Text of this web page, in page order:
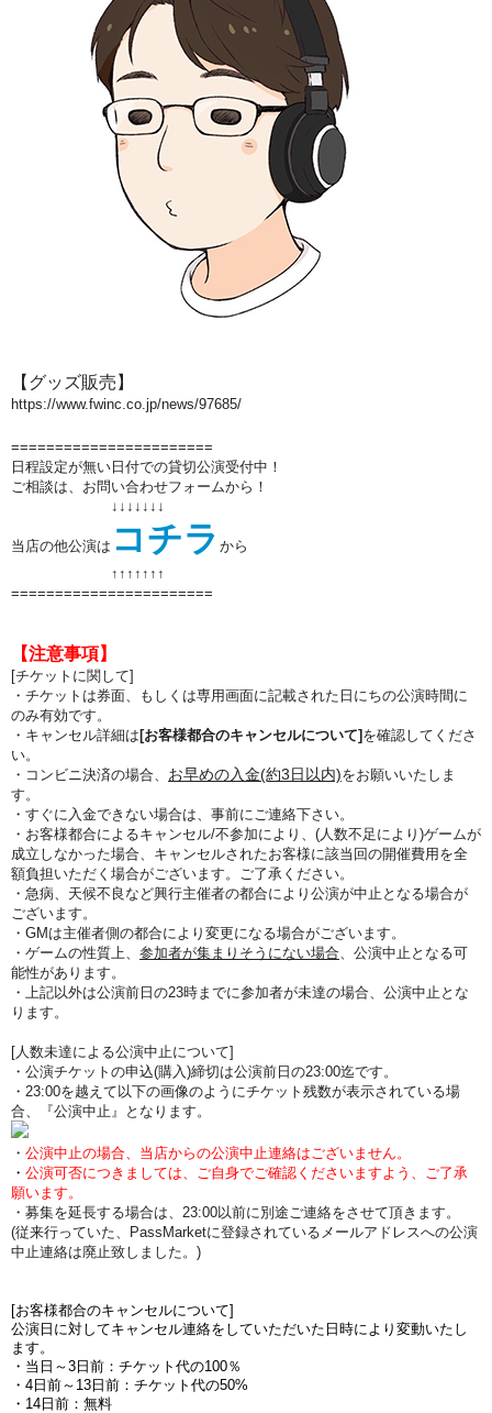
【グッズ販売】
https://www.fwinc.co.jp/news/97685/
=======================
日程設定が無い日付での貸切公演受付中！
ご相談は、お問い合わせフォームから！
↓↓↓↓↓↓↓
当店の他公演は コチラ から
↑↑ ↑↑ ↑↑ ↑
=======================
【注意事項】
[チケットに関して]
・チケットは券面、もしくは専用画面に記載された日にちの公演時間に
のみ有効です。
・キャンセル詳細は [お客様都合のキャンセルについて] を確認してくださ
い。
・コンビニ決済の場合、 お早めの入金(約3日以内)をお願いいたしま
す。
・すぐに入金できない場合は、事前にご連絡下さい。
・お客様都合によるキャンセル/不参加により、(人数不足により)ゲームが
成立しなかった場合、キャンセルされたお客様に該当回の開催費用を全
額負担いただく場合がございます。ご了承ください。
・急病、天候不良など興行主催者の都合により公演が中止となる場合が
ございます。
・GMは主催者側の都合により変更になる場合がございます。
・ゲームの性質上、 参加者が集まりそうにない場合 、公演中止となる可
能性があります。
・上記以外は公演前日の23時までに参加者が未達の場合、公演中止とな
ります。
[人数未達による公演中止について]
・公演チケットの申込(購入)締切は公演前日の23:00迄です。
・23:00を越えて以下の画像のようにチケット残数が表示されている場
合、『公演中止』となります。
・ 公演中止の場合、当店からの公演中止連絡はございません。
・ 公演可否につきましては、ご自身でご確認くださいますよう、ご了承
願います。
・募集を延長する場合は、23:00以前に別途ご連絡をさせて頂きます。
(従来行っていた、PassMarketに登録されているメールアドレスへの公演
中止連絡は廃止致しました。)
[お客様都合のキャンセルについて]
公演日に対してキャンセル連絡をしていただいた日時により変動いたし
ます。
・当日～3日前：チケット代の100％
・4日前～13日前：チケット代の50%
・14日前：無料